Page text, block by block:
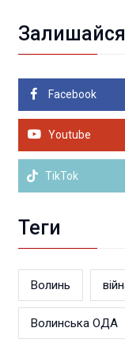
05.08.2026 17:00
Волинянин хотів
05.08.2026 15:27
Після скарг
укриття
Залишайся
Facebook
Youtube
TikTok
Теги
Волинь
Волинська ОДА